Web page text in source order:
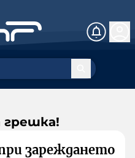
грешка!
зареждането